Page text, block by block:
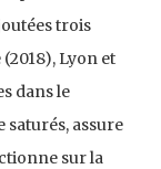
trois
Lyon et
dans le
saturés, assure
sur la